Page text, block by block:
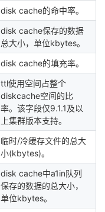
disk cache的命中率。
disk cache保存的数据
总大小，单位kbytes。
disk cache的填充率。
ttl使用空间占整个
diskcache空间的比
率。该字段仅9.1.1及以
上集群版本支持。
临时/冷缓存文件的总大
小(kbytes)。
disk cache中a1in队列
保存的数据的总大小，
单位kbytes。